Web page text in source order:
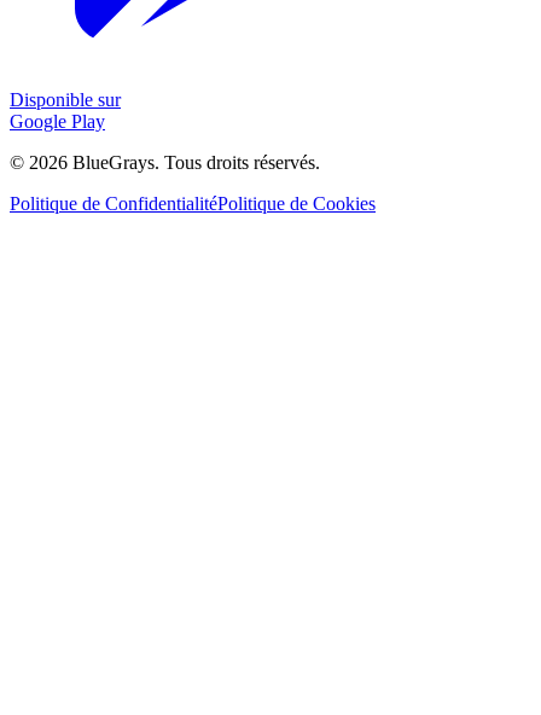
Disponible sur
Google Play
© 2026 BlueGrays. Tous droits réservés.
Politique de ConfidentialitéPolitique de Cookies